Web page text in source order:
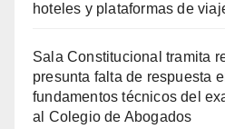
hoteles y plataformas de
Sala Constitucional tramita
presunta falta de respuesta
fundamentos técnicos del
al Colegio de Abogados